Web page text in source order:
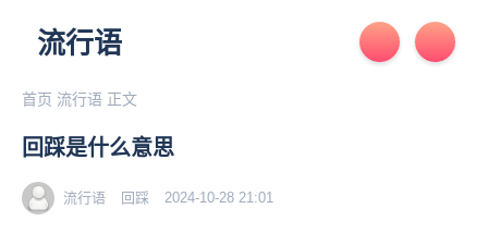
流行语
首页 流行语 正文
回踩是什么意思
流行语 回踩 2024-10-28 21:01